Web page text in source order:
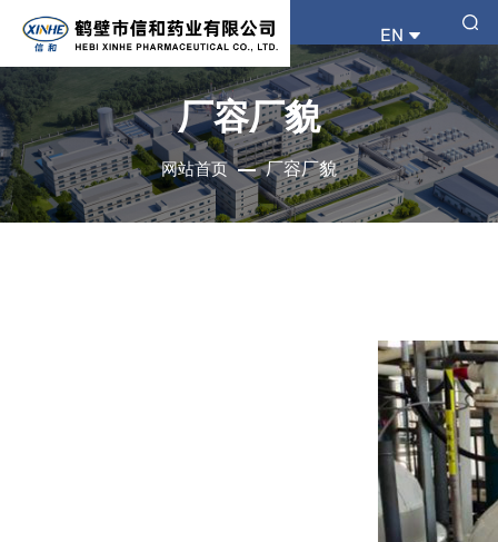
EN
厂容厂貌
网站首页 厂容厂貌